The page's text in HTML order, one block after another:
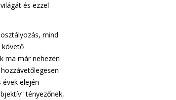
és ezzel
mind
követő
ma már nehezen
évek elején
tényezőnek,